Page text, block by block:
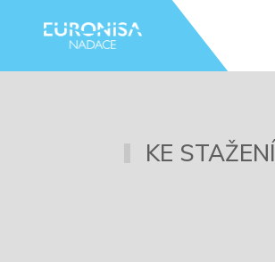
KE STAŽENÍ